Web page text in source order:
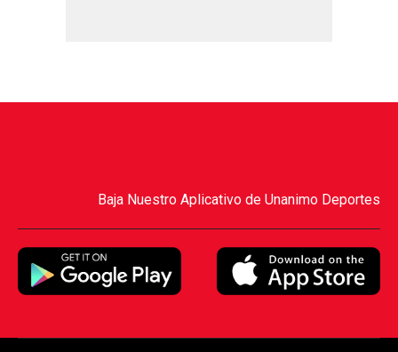
Baja Nuestro Aplicativo de Unanimo Deportes